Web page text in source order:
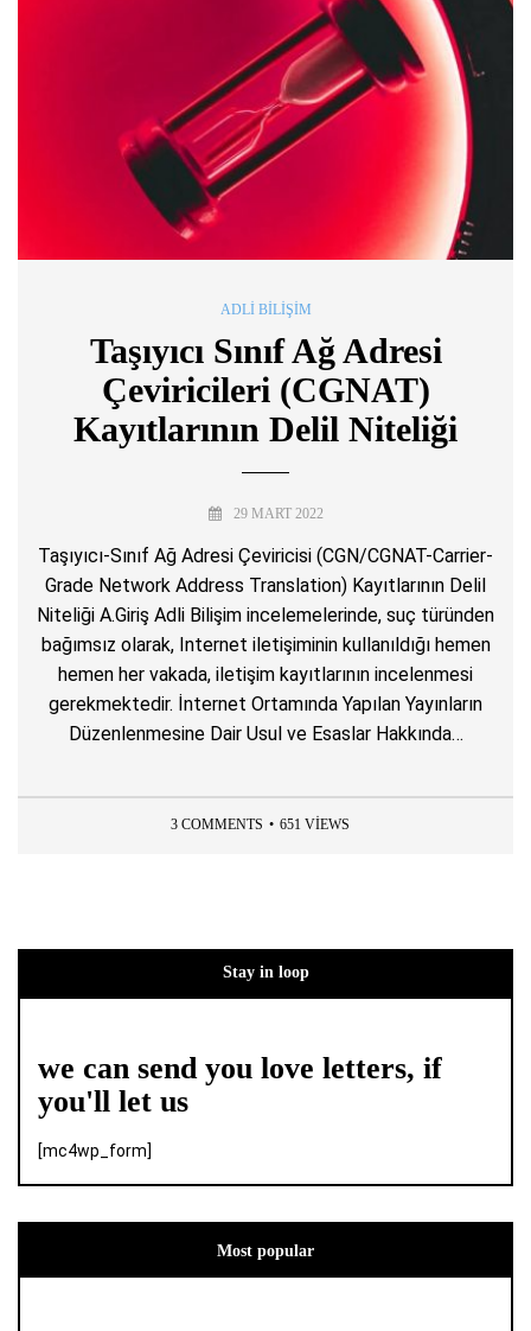
ADLI BILIŞIM
Taşıyıcı Sınıf Ağ Adresi
Çeviricileri (CGNAT)
Kayıtlarının Delil Niteliği
29 MART 2022
Taşıyıcı-Sınıf Ağ Adresi Çeviricisi (CGN/CGNAT-Carrier-
Grade Network Address Translation) Kayıtlarının Delil
Niteliği A.Giriş Adli Bilişim incelemelerinde, suç türünden
bağımsız olarak, Internet iletişiminin kullanıldığı hemen
hemen her vakada, iletişim kayıtlarının incelenmesi
gerekmektedir. İnternet Ortamında Yapılan Yayınların
Düzenlenmesine Dair Usul ve Esaslar Hakkında…
3 COMMENTS 651 VIEWS
Stay in loop
we can send you love letters, if
you'll let us
[mc4wp_form]
Most popular